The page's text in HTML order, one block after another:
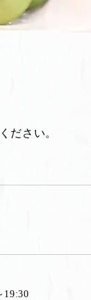
ださい。
19:30